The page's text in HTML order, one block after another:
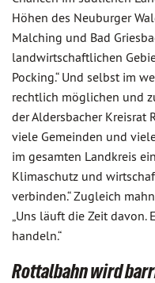
Höhen des Neuburger
Malching und Bad
landwirtschaftlichen
Pocking.“ Und selbst im
rechtlich möglichen und
der Aldersbacher Kreisrat
viele Gemeinden und
im gesamten Landkreis
Klimaschutz und
verbinden.“ Zugleich
„Uns läuft die Zeit davon.
handeln.“
Rottalbahn wird